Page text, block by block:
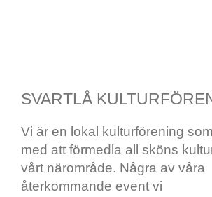
SVARTLÅ
Vi är en lokal kulturförening
med att förmedla all sköns
vårt närområde. Några av våra
återkommande event vi